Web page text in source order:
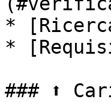
*
*
### ⬆️